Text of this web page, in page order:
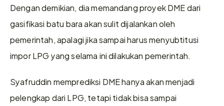
Dengan demikian, dia memandang proyek DME dari
gasifikasi batu bara akan sulit dijalankan oleh
pemerintah, apalagi jika sampai harus menyubtitusi
impor LPG yang selama ini dilakukan pemerintah.
Syafruddin memprediksi DME hanya akan menjadi
pelengkap dari LPG, tetapi tidak bisa sampai